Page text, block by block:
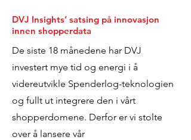
DVJ Insights’ satsing på innovasjon
innen shopperdata
De siste 18 månedene har DVJ
investert mye tid og energi i å
videreutvikle Spenderlog-teknologien
og fullt ut integrere den i vårt
shopperdomene. Derfor er vi stolte
over å lansere vår